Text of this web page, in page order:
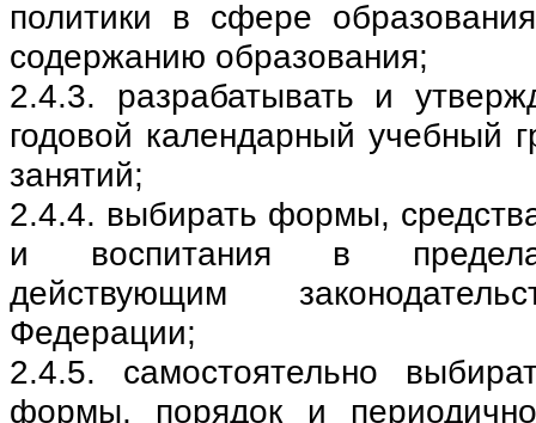
политики в сфере
содержанию образования;
2.4.3. разрабатывать и
годовой календарный учебный
занятий;
2.4.4. выбирать формы,
и воспитания в
действующим
Федерации;
2.4.5. самостоятельно
формы, порядок и